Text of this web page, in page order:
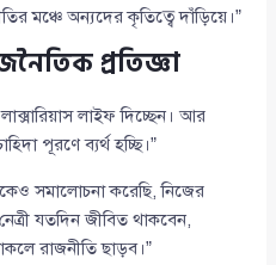
মঞ্চে অন্যদের কৃতিত্বে দাঁড়িয়ে।”
প্রতিজ্ঞা
লাইফ দিচ্ছেন। আর
পূরণে ব্যর্থ হচ্ছি।”
সমালোচনা করেছি, নিজের
যতদিন জীবিত থাকবেন,
রাজনীতি ছাড়ব।”